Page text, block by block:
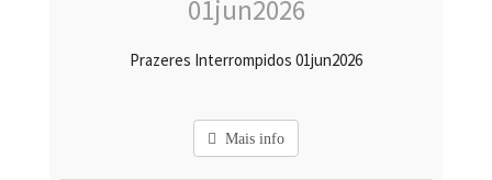
Prazeres Interrompidos 01jun2026
Mais info